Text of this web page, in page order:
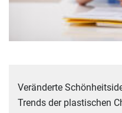
Veränderte
Trends der plastischen